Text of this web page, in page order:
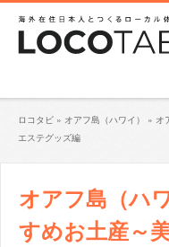
ロコタビ » オアフ島（ハワイ） » オ
エステグッズ編
オアフ島（ハ
すめお土産～